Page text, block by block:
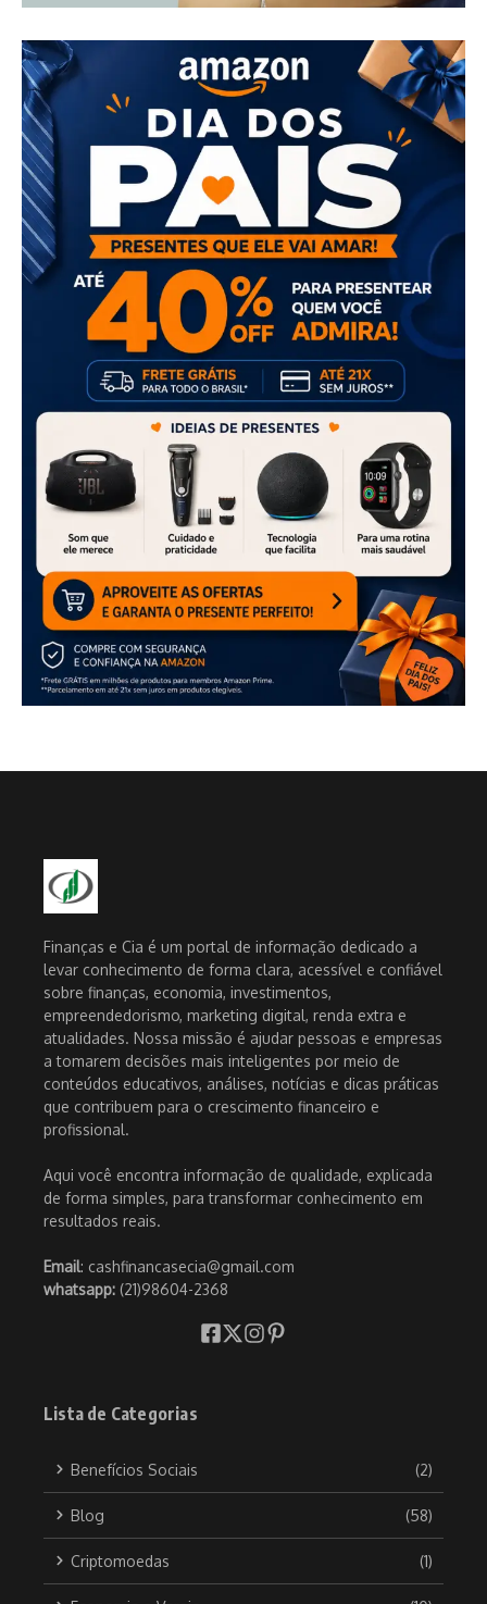
Finanças e Cia é um portal de informação dedicado a
levar conhecimento de forma clara, acessível e confiável
sobre finanças, economia, investimentos,
empreendedorismo, marketing digital, renda extra e
atualidades. Nossa missão é ajudar pessoas e empresas
a tomarem decisões mais inteligentes por meio de
conteúdos educativos, análises, notícias e dicas práticas
que contribuem para o crescimento financeiro e
profissional.
Aqui você encontra informação de qualidade, explicada
de forma simples, para transformar conhecimento em
resultados reais.
Email: cashfinancasecia@gmail.com
whatsapp: (21)98604-2368
Lista de Categorias
Benefícios Sociais (2)
Blog (58)
Criptomoedas (1)